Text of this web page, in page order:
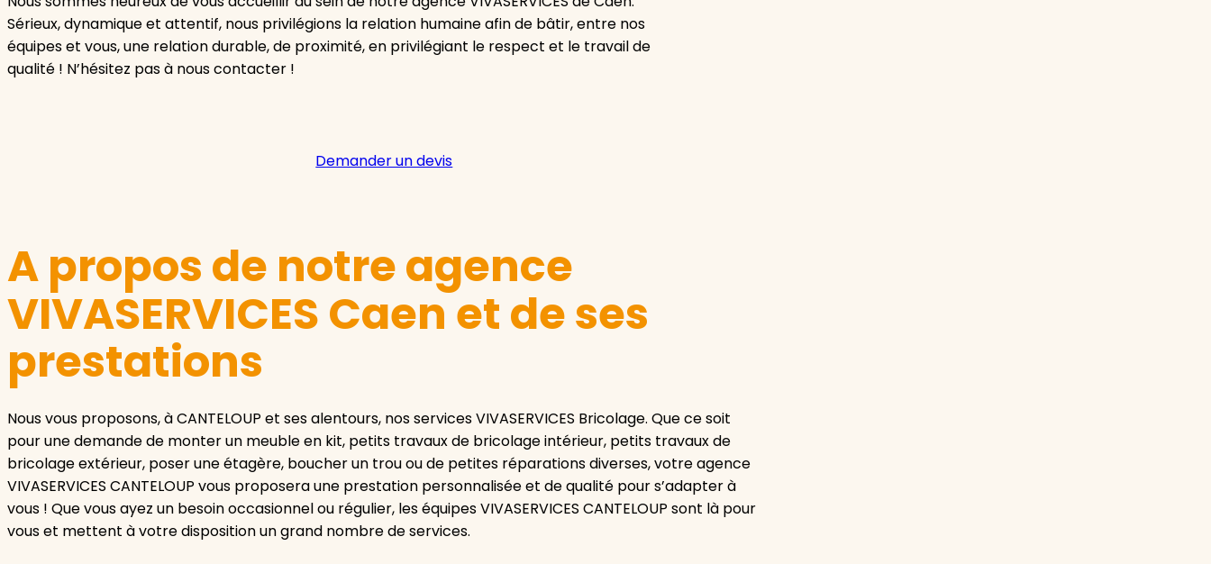
Sérieux, dynamique et attentif, nous privilégions la relation humaine afin de bâtir, entre nos
équipes et vous, une relation durable, de proximité, en privilégiant le respect et le travail de
qualité ! N’hésitez pas à nous contacter !
Demander un devis
A propos de notre agence
VIVASERVICES Caen et de ses
prestations
Nous vous proposons, à CANTELOUP et ses alentours, nos services VIVASERVICES Bricolage. Que ce soit
pour une demande de monter un meuble en kit, petits travaux de bricolage intérieur, petits travaux de
bricolage extérieur, poser une étagère, boucher un trou ou de petites réparations diverses, votre agence
VIVASERVICES CANTELOUP vous proposera une prestation personnalisée et de qualité pour s’adapter à
vous ! Que vous ayez un besoin occasionnel ou régulier, les équipes VIVASERVICES CANTELOUP sont là pour
vous et mettent à votre disposition un grand nombre de services.